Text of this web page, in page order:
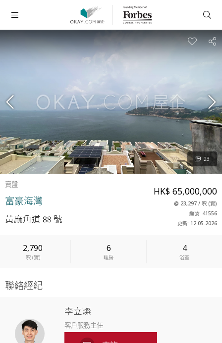
賣盤
富豪海灣
黃麻角道 88 號
HK$ 65,000,000
@ 23,297/ 呎(實)
編號: 41556
更新: 12.05.2026
2,790
呎(實)
6
睡房
4
浴室
23
聯絡經紀
李立燦
客戶服務主任